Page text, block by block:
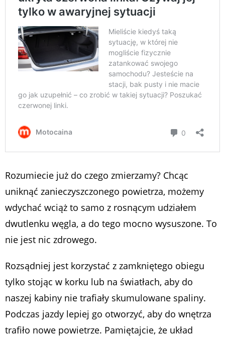
Rozumiecie już do czego zmierzamy? Chcąc
uniknąć zanieczyszczonego powietrza, możemy
wdychać wciąż to samo z rosnącym udziałem
dwutlenku węgla, a do tego mocno wysuszone. To
nie jest nic zdrowego.
Rozsądniej jest korzystać z zamkniętego obiegu
tylko stojąc w korku lub na światłach, aby do
naszej kabiny nie trafiały skumulowane spaliny.
Podczas jazdy lepiej go otworzyć, aby do wnętrza
trafiło nowe powietrze. Pamiętajcie, że układ